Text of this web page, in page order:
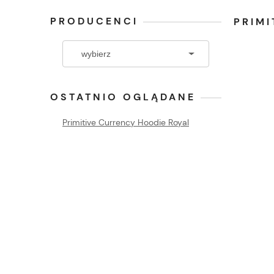
PRODUCENCI
OSTATNIO OGLĄDANE
Primitive Currency Hoodie Royal